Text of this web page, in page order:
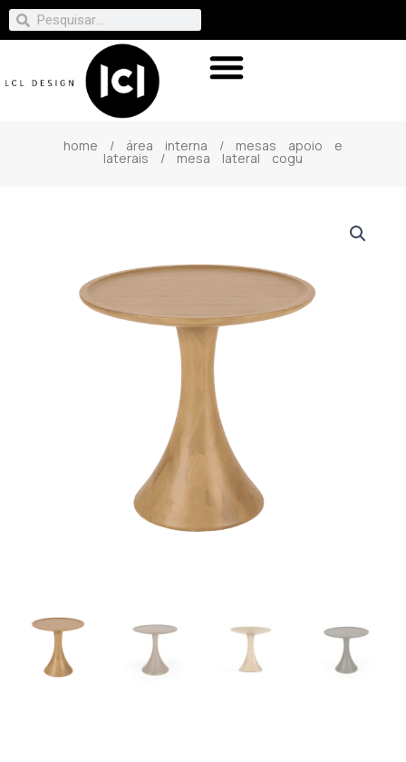
home / área interna / mesas apoio e
laterais / mesa lateral cogu